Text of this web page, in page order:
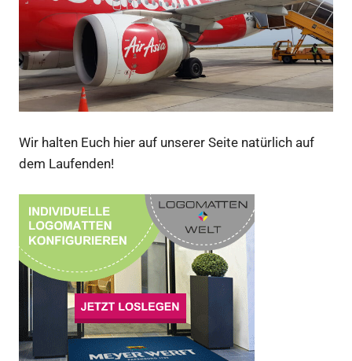
Wir halten Euch hier auf unserer Seite natürlich auf
dem Laufenden!